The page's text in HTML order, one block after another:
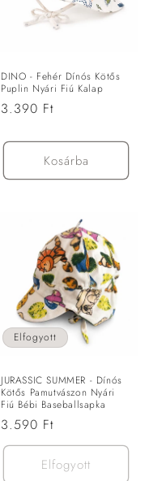
DINO - Fehér Dínós Kötős
Puplin Nyári Fiú Kalap
Normál
3.390 Ft
Kosárba
Elfogyott
JURASSIC SUMMER - Dínós
Kötős Pamutvászon Nyári
Fiú Bébi Baseballsapka
Normál
ár
3.590 Ft
Elfogyott